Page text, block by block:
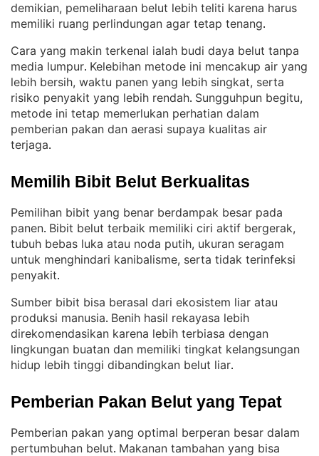
demikian, pemeliharaan belut lebih teliti karena harus
memiliki ruang perlindungan agar tetap tenang.
Cara yang makin terkenal ialah budi daya belut tanpa
media lumpur. Kelebihan metode ini mencakup air yang
lebih bersih, waktu panen yang lebih singkat, serta
risiko penyakit yang lebih rendah. Sungguhpun begitu,
metode ini tetap memerlukan perhatian dalam
pemberian pakan dan aerasi supaya kualitas air
terjaga.
Memilih Bibit Belut Berkualitas
Pemilihan bibit yang benar berdampak besar pada
panen. Bibit belut terbaik memiliki ciri aktif bergerak,
tubuh bebas luka atau noda putih, ukuran seragam
untuk menghindari kanibalisme, serta tidak terinfeksi
penyakit.
Sumber bibit bisa berasal dari ekosistem liar atau
produksi manusia. Benih hasil rekayasa lebih
direkomendasikan karena lebih terbiasa dengan
lingkungan buatan dan memiliki tingkat kelangsungan
hidup lebih tinggi dibandingkan belut liar.
Pemberian Pakan Belut yang Tepat
Pemberian pakan yang optimal berperan besar dalam
pertumbuhan belut. Makanan tambahan yang bisa